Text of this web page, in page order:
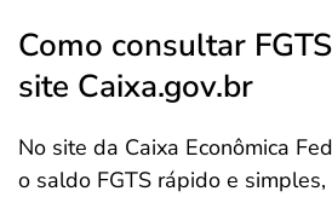
Como consultar
site Caixa.gov.br
No site da Caixa Econômica
o saldo FGTS rápido e